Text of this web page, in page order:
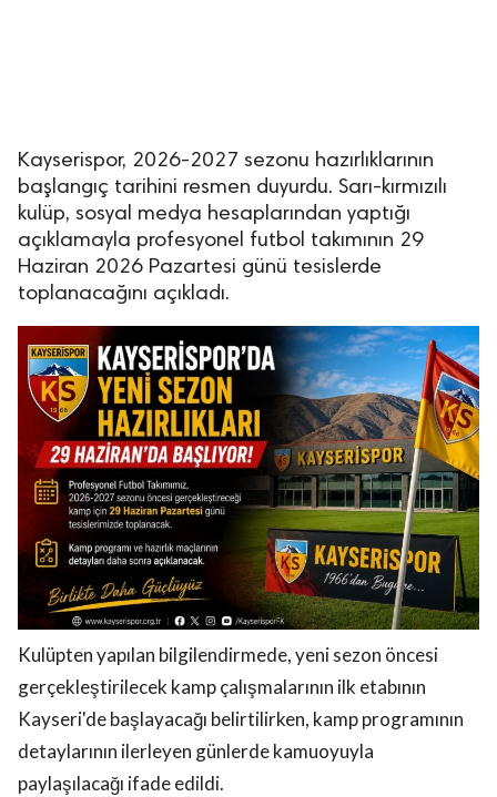
Kayserispor, 2026-2027 sezonu hazırlıklarının
başlangıç tarihini resmen duyurdu. Sarı-kırmızılı
kulüp, sosyal medya hesaplarından yaptığı
açıklamayla profesyonel futbol takımının 29
Haziran 2026 Pazartesi günü tesislerde
toplanacağını açıkladı.
Kulüpten yapılan bilgilendirmede, yeni sezon öncesi
gerçekleştirilecek kamp çalışmalarının ilk etabının
Kayseri'de başlayacağı belirtilirken, kamp programının
detaylarının ilerleyen günlerde kamuoyuyla
paylaşılacağı ifade edildi.